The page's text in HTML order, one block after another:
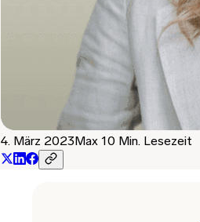
4. März 2023Max 10 Min. Lesezeit